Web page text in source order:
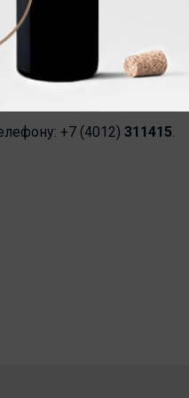
а также общаться с
с решением.
, Берлинское шоссе, 11-К.
+7 (4012) 311415.